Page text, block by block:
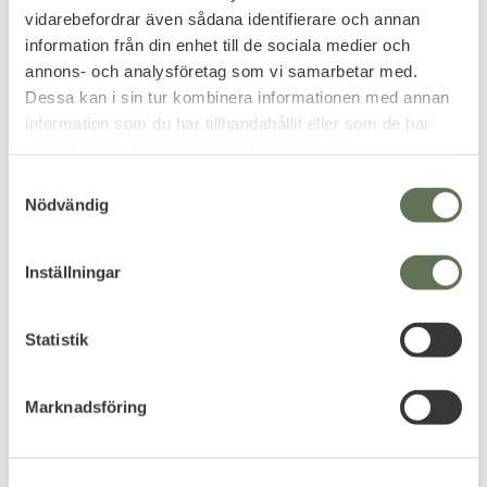
vidarebefordrar även sådana identifierare och annan
information från din enhet till de sociala medier och
annons- och analysföretag som vi samarbetar med.
Dessa kan i sin tur kombinera informationen med annan
information som du har tillhandahållit eller som de har
Nödvändig
Inställningar
Statistik
Marknadsföring
OBS!Resultaten kan variera beroende på det interna
CO2-systemet och byggkvaliteten.